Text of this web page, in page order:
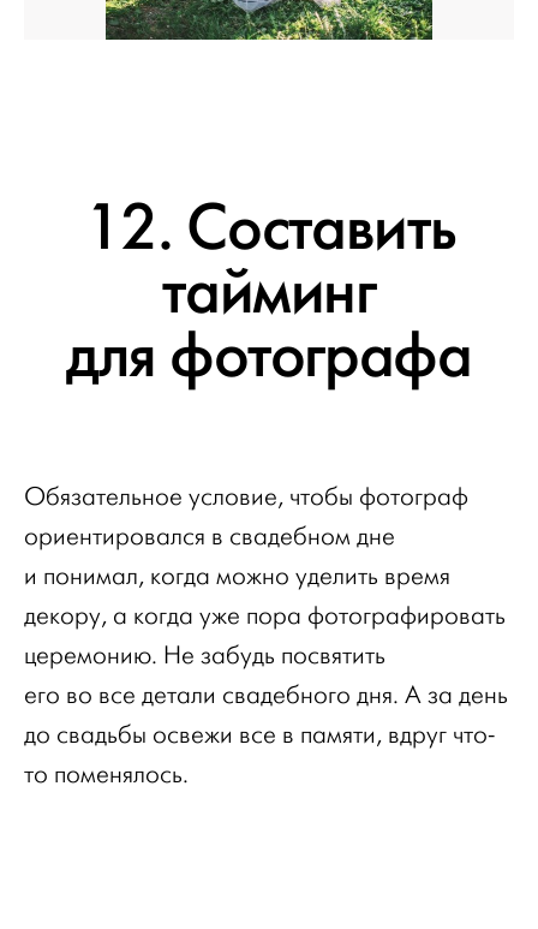
12. Составить
тайминг
для фотографа
Обязательное условие, чтобы фотограф
ориентировался в свадебном дне
и понимал, когда можно уделить время
декору, а когда уже пора фотографировать
церемонию. Не забудь посвятить
его во все детали свадебного дня. А за день
до свадьбы освежи все в памяти, вдруг что-
то поменялось.